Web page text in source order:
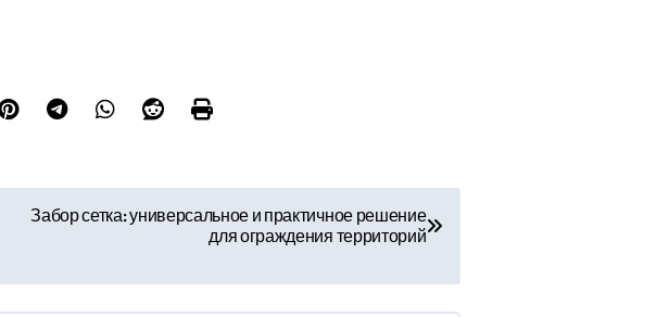
Забор сетка: универсальное и практичное решение
для ограждения территорий